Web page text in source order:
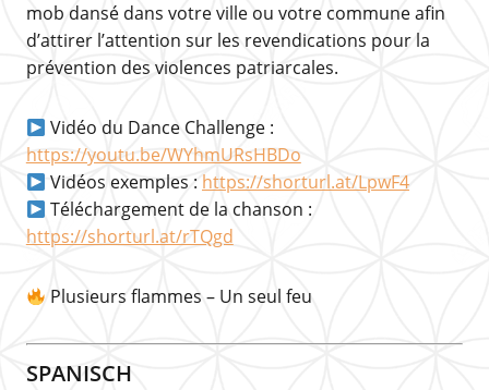
mob dansé dans votre ville ou votre commune afin
d’attirer l’attention sur les revendications pour la
prévention des violences patriarcales.
Vidéo du Dance Challenge :
https://youtu.be/WYhmURsHBDo
Vidéos exemples : https://shorturl.at/LpwF4
Téléchargement de la chanson :
https://shorturl.at/rTQgd
Plusieurs flammes – Un seul feu
SPANISCH